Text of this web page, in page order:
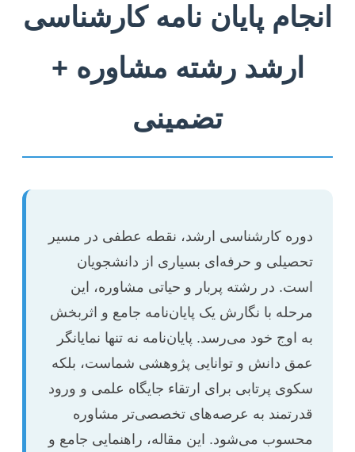
انجام پایان نامه کارشناسی
ارشد رشته مشاوره +
تضمینی
دوره کارشناسی ارشد، نقطه عطفی در مسیر
تحصیلی و حرفه‌ای بسیاری از دانشجویان
است. در رشته پربار و حیاتی مشاوره، این
مرحله با نگارش یک پایان‌نامه جامع و اثربخش
به اوج خود می‌رسد. پایان‌نامه نه تنها نمایانگر
عمق دانش و توانایی پژوهشی شماست، بلکه
سکوی پرتابی برای ارتقاء جایگاه علمی و ورود
قدرتمند به عرصه‌های تخصصی‌تر مشاوره
محسوب می‌شود. این مقاله، راهنمایی جامع و